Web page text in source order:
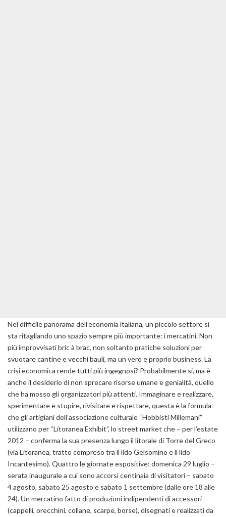
Nel difficile panorama dell’economia italiana, un piccolo settore si
sta ritagliando uno spazio sempre più importante: i mercatini. Non
più improvvisati bric à brac, non soltanto pratiche soluzioni per
svuotare cantine e vecchi bauli, ma un vero e proprio business. La
crisi economica rende tutti più ingegnosi? Probabilmente si, ma è
anche il desiderio di non sprecare risorse umane e genialità, quello
che ha mosso gli organizzatori più attenti. Immaginare e realizzare,
sperimentare e stupire, rivisitare e rispettare, questa è la formula
che gli artigiani dell’associazione culturale “Hobbisti Millemani”
utilizzano per “Litoranea Exhibit”, lo street market che – per l’estate
2012 – conferma la sua presenza lungo il litorale di Torre del Greco
(via Litoranea, tratto compreso tra il lido Gelsomino e il lido
Incantesimo). Quattro le giornate espositive: domenica 29 luglio –
serata inaugurale a cui sono accorsi centinaia di visitatori – sabato
4 agosto, sabato 25 agosto e sabato 1 settembre (dalle ore 18 alle
24). Un mercatino fatto di produzioni indipendenti di accessori
(cappelli, orecchini, collane, scarpe, borse), disegnati e realizzati da